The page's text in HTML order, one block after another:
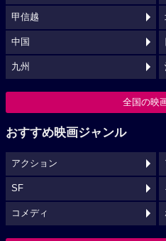
甲信越
中国
九州
全国の映
おすすめ映画ジャンル
アクション
SF
コメディ